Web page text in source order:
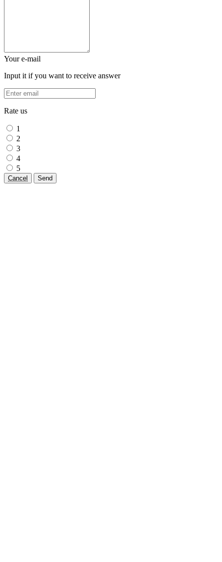
Your e-mail
Input it if you want to receive answer
Rate us
1
2
3
4
5
Cancel Send